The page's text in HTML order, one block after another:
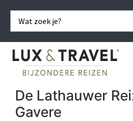
De Lathauwer
Gavere